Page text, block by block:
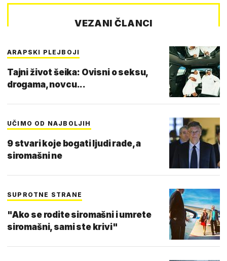
VEZANI ČLANCI
ARAPSKI PLEJBOJI
Tajni život šeika: Ovisni o seksu,
drogama, novcu...
UČIMO OD NAJBOLJIH
9 stvari koje bogati ljudi rade, a
siromašni ne
SUPROTNE STRANE
"Ako se rodite siromašni i umrete
siromašni, sami ste krivi"